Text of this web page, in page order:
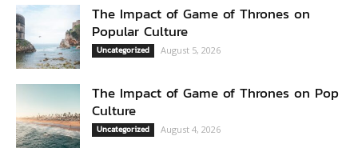
The Impact of Game of Thrones on
Popular Culture
Uncategorized August 5, 2026
The Impact of Game of Thrones on Pop
Culture
Uncategorized August 4, 2026